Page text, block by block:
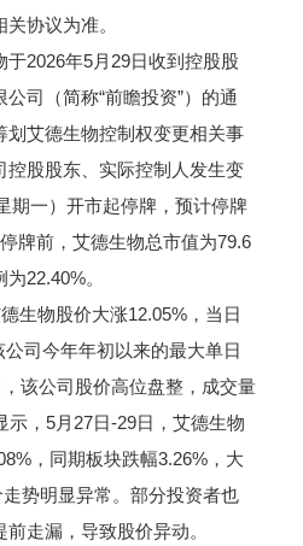
协议为准。
2026年5月29日收到控股股
司（简称“前瞻投资”）的通
划艾德生物控制权变更相关事
控股股东、实际控制人发生变
期一）开市起停牌，预计停牌
牌前，艾德生物总市值为79.6
22.40%。
物股价大涨12.05%，当日
司今年年初以来的最大单日
该公司股价高位盘整，成交量
示，5月27日-29日，艾德生物
，同期板块跌幅3.26%，大
势明显异常。部分投资者也
走漏，导致股价异动。